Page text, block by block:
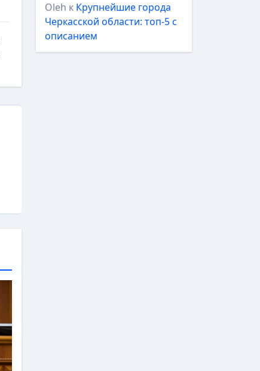
Oleh к Крупнейшие города
Черкасской области: топ-5 с
описанием